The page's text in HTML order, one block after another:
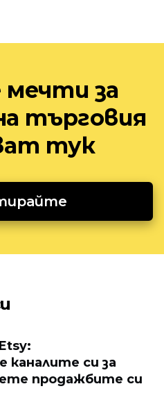
за
търговия
тук
каналите си за
продажбите си